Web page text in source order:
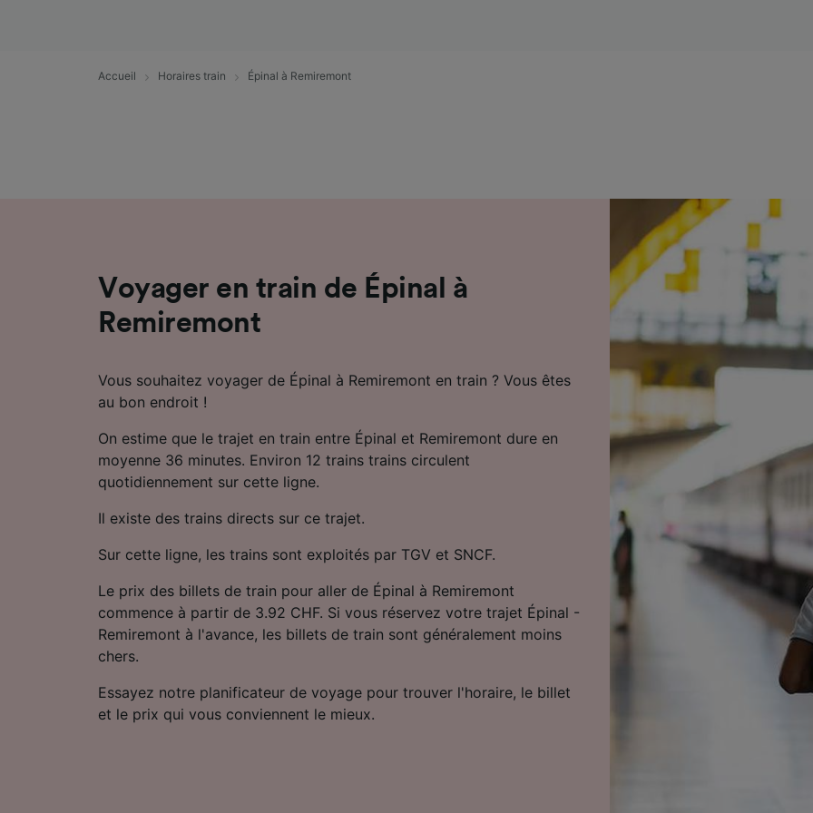
Accueil Horaires train Épinal à Remiremont
Voyager en train de Épinal à
Remiremont
Vous souhaitez voyager de Épinal à Remiremont en train ? Vous êtes
au bon endroit !
On estime que le trajet en train entre Épinal et Remiremont dure en
moyenne 36 minutes. Environ 12 trains trains circulent
quotidiennement sur cette ligne.
Il existe des trains directs sur ce trajet.
Sur cette ligne, les trains sont exploités par TGV et SNCF.
Le prix des billets de train pour aller de Épinal à Remiremont
commence à partir de 3.92 CHF. Si vous réservez votre trajet Épinal -
Remiremont à l'avance, les billets de train sont généralement moins
chers.
Essayez notre planificateur de voyage pour trouver l'horaire, le billet
et le prix qui vous conviennent le mieux.